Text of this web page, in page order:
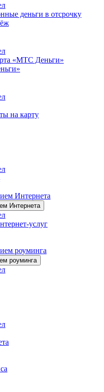
деньги в отсрочку
«МТС Деньги»
на карту
Интернета
Интернета
услуг
роуминга
роуминга